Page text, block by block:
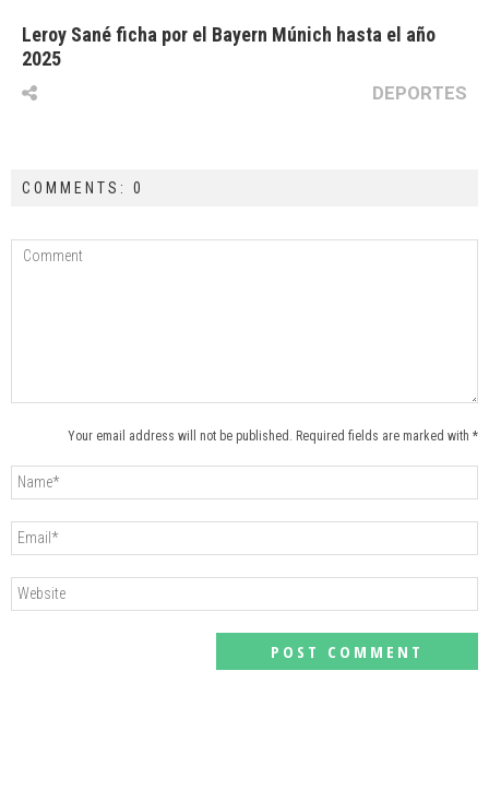
Leroy Sané ficha por el Bayern Múnich hasta el año
2025
DEPORTES
COMMENTS: 0
Your email address will not be published. Required fields are marked with *